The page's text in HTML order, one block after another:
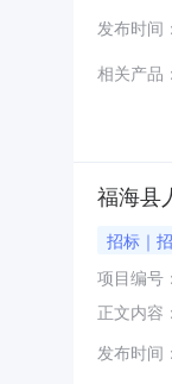
发布时间：
相关产品：
福海县
招标｜
项目编号：
正文内容：
发布时间：